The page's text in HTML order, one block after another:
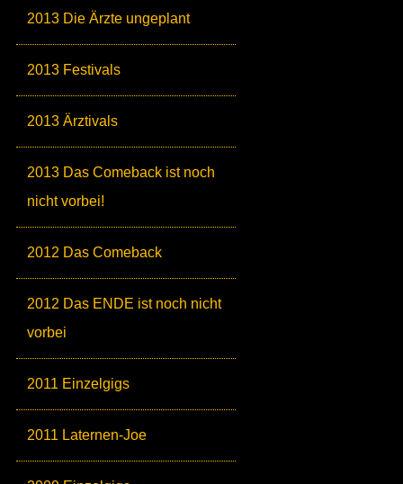
2013 Die Ärzte ungeplant
2013 Festivals
2013 Ärztivals
2013 Das Comeback ist noch
nicht vorbei!
2012 Das Comeback
2012 Das ENDE ist noch nicht
vorbei
2011 Einzelgigs
2011 Laternen-Joe